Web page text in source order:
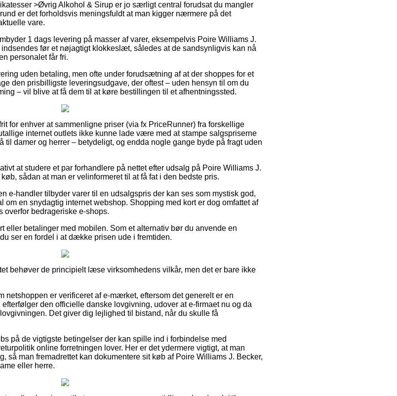
>Øvrig Alkohol & Sirup er jo særligt central forudsat du mangler
er det forholdsvis meningsfuldt at man kigger nærmere på det
vare.
1 dags levering på masser af varer, eksempelvis Poire Williams J.
før et nøjagtigt klokkeslæt, således at de sandsynligvis kan nå
personalet får fri.
uden betaling, men ofte under forudsætning af at der shoppes for et
den prisbilligste leveringsudgave, der oftest – uden hensyn til om du
– vil blive at få dem til at køre bestillingen til et afhentningssted.
for enhver at sammenligne priser (via fx PriceRunner) fra forskellige
internet outlets ikke kunne lade være med at stampe salgspriserne
til damer og herrer – betydeligt, og endda nogle gange byde på fragt uden
at studere et par forhandlere på nettet efter udsalg på Poire Williams J.
sådan at man er velinformeret til at få fat i den bedste pris.
e-handler tilbyder varer til en udsalgspris der kan ses som mystisk god,
om en snydagtig internet webshop. Shopping med kort er dog omfattet af
overfor bedrageriske e-shops.
eller betalinger med mobilen. Som et alternativ bør du anvende en
ser en fordel i at dække prisen ude i fremtiden.
behøver de principielt læse virksomhedens vilkår, men det er bare ikke
netshoppen er verificeret af e-mærket, eftersom det generelt er en
den officielle danske lovgivning, udover at e-firmaet nu og da
Det giver dig lejlighed til bistand, når du skulle få
på de vigtigste betingelser der kan spille ind i forbindelse med
online forretningen lover. Her er det ydermere vigtigt, at man
så man fremadrettet kan dokumentere sit køb af Poire Williams J. Becker,
eller herre.